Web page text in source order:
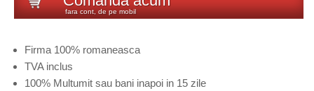
fara cont, de pe mobil
Firma 100% romaneasca
TVA inclus
100% Multumit sau bani inapoi in 15 zile